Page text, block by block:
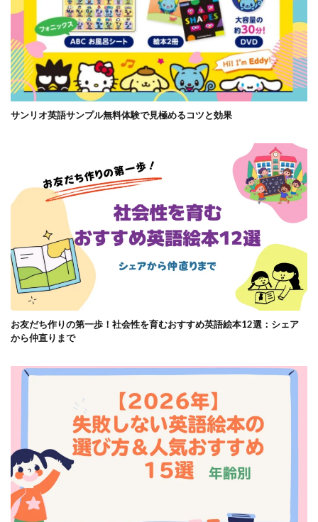
サンリオ英語サンプル無料体験で見極めるコツと効果
お友だち作りの第一歩！社会性を育むおすすめ英語絵本12選：シェア
から仲直りまで